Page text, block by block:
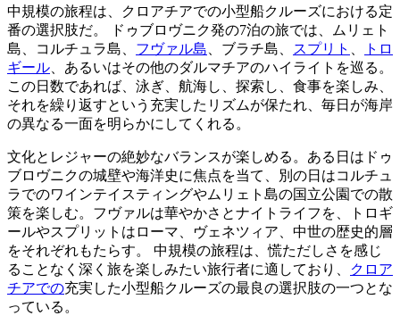
中規模の旅程は、クロアチアでの小型船クルーズにおける定
番の選択肢だ。 ドゥブロヴニク発の7泊の旅では、ムリェト
島、コルチュラ島、 フヴァル島 、ブラチ島、 スプリト
トロ
ギール 、あるいはその他のダルマチアのハイライトを巡る。
この日数であれば、泳ぎ、航海し、探索し、食事を楽しみ、
それを繰り返すという充実したリズムが保たれ、毎日が海岸
の異なる一面を明らかにしてくれる。
文化とレジャーの絶妙なバランスが楽しめる。ある日はドゥ
ブロヴニクの城壁や海洋史に焦点を当て、別の日はコルチュ
ラでのワインテイスティングやムリェト島の国立公園での散
策を楽しむ。フヴァルは華やかさとナイトライフを、トロギ
ールやスプリットはローマ、ヴェネツィア、中世の歴史的層
をそれぞれもたらす。 中規模の旅程は、慌ただしさを感じ
ることなく深く旅を楽しみたい旅行者に適しており、
クロア
チアでの充実した小型船クルーズの最良の選択肢の一つとな
っている。